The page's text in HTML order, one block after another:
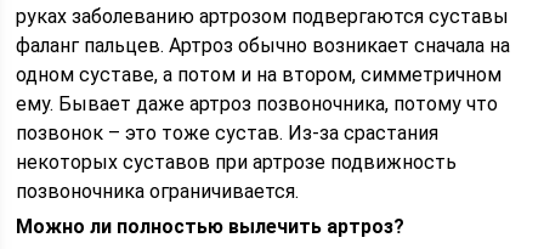
руках заболеванию артрозом подвергаются суставы
фаланг пальцев. Артроз обычно возникает сначала на
одном суставе, а потом и на втором, симметричном
ему. Бывает даже артроз позвоночника, потому что
позвонок – это тоже сустав. Из-за срастания
некоторых суставов при артрозе подвижность
позвоночника ограничивается.
Можно ли полностью вылечить артроз?